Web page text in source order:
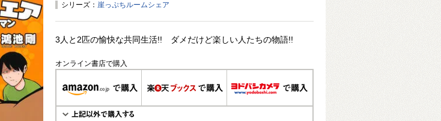
シリーズ： 崖っぷちルームシェア
3人と2匹の愉快な共同生活!! ダメだけど楽しい人たちの物語!!
オンライン書店で購入